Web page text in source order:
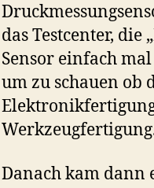
das Testcenter,
Sensor einfach
um zu schauen ob
Danach kam